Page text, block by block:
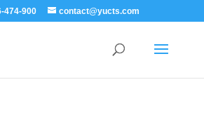
474-900 contact@yucts.com